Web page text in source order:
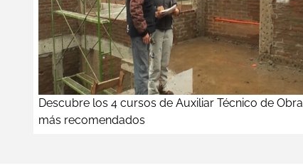
Descubre los 4 cursos de Auxiliar Técnico de Obra
más recomendados